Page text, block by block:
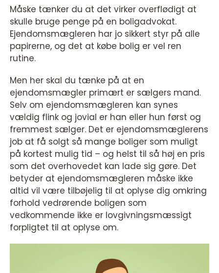
Måske tænker du at det virker overflødigt at
skulle bruge penge på en boligadvokat.
Ejendomsmægleren har jo sikkert styr på alle
papirerne, og det at købe bolig er vel ren
rutine.
Men her skal du tænke på at en
ejendomsmægler primært er sælgers mand.
Selv om ejendomsmægleren kan synes
vældig flink og jovial er han eller hun først og
fremmest sælger. Det er ejendomsmæglerens
job at få solgt så mange boliger som muligt
på kortest mulig tid – og helst til så høj en pris
som det overhovedet kan lade sig gøre. Det
betyder at ejendomsmægleren måske ikke
altid vil være tilbøjelig til at oplyse dig omkring
forhold vedrørende boligen som
vedkommende ikke er lovgivningsmæssigt
forpligtet til at oplyse om.